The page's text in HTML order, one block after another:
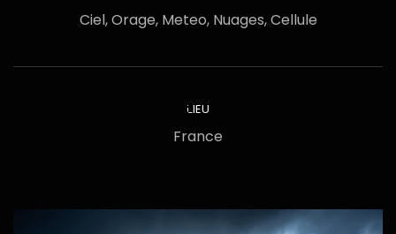
Ciel, Orage, Meteo, Nuages, Cellule
LIEU
France